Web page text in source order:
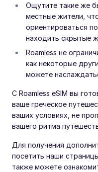
Ощутите такие же
местные жители,
ориентироваться
находить скрытые
Roamless не
как некоторые
можете
С Roamless eSIM вы
ваше греческое
ваших условиях, не
вашего ритма
Для получения
посетить наши
также можете